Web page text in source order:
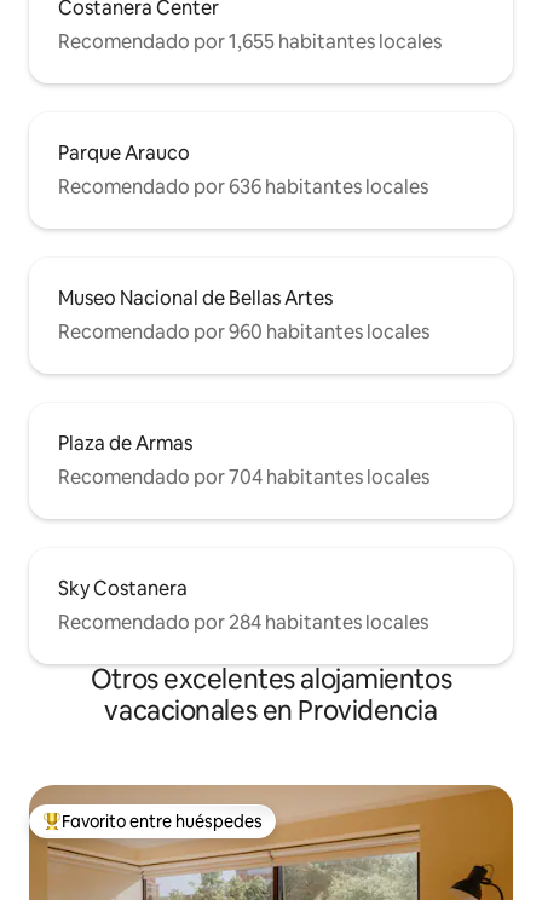
Costanera Center
Recomendado por 1,655 habitantes locales
Parque Arauco
Recomendado por 636 habitantes locales
Museo Nacional de Bellas Artes
Recomendado por 960 habitantes locales
Plaza de Armas
Recomendado por 704 habitantes locales
Sky Costanera
Recomendado por 284 habitantes locales
Otros excelentes alojamientos
vacacionales en Providencia
De los mejores en Favorito entre huéspedes
Favorito entre huéspedes